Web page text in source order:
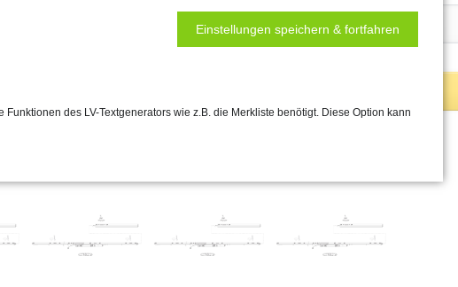
Einstellungen speichern & fortfahren
des LV-Textgenerators wie z.B. die Merkliste benötigt. Diese Option kann